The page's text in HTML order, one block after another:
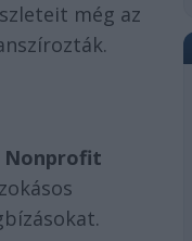
még az
Nonprofit